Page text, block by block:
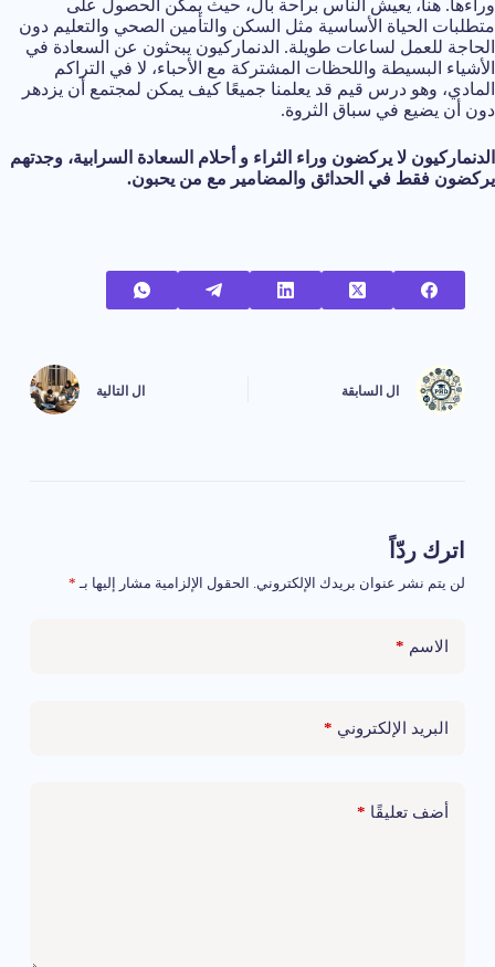
وراءها. هنا، يعيش الناس براحة بال، حيث يمكن الحصول على
متطلبات الحياة الأساسية مثل السكن والتأمين الصحي والتعليم دون
الحاجة للعمل لساعات طويلة. الدنماركيون يبحثون عن السعادة في
الأشياء البسيطة واللحظات المشتركة مع الأحباء، لا في التراكم
المادي، وهو درس قيم قد يعلمنا جميعًا كيف يمكن لمجتمع أن يزدهر
دون أن يضيع في سباق الثروة.
الدنماركيون لا يركضون وراء الثراء و أحلام السعادة السرابية، وجدتهم
يركضون فقط في الحدائق والمضامير مع من يحبون.
ال السابقة ال التالية
اترك ردّاً
لن يتم نشر عنوان بريدك الإلكتروني. الحقول الإلزامية مشار إليها بـ *
الاسم *
البريد الإلكتروني *
أضف تعليقًا *